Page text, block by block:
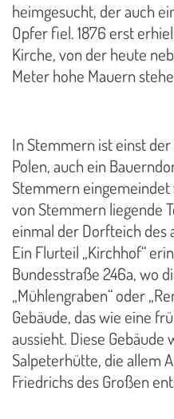
heimgesucht, der auch
Opfer fiel. 1876 erst
Kirche, von der heute
Meter hohe Mauern
In Stemmern ist einst
Polen, auch ein
Stemmern
von Stemmern liegende
einmal der Dorfteich des
Ein Flurteil „Kirchhof“
Bundesstraße 246a, wo
„Mühlengraben“ oder
Gebäude, das wie eine
aussieht. Diese Gebäude
Salpeterhütte, die allem
Friedrichs des Großen